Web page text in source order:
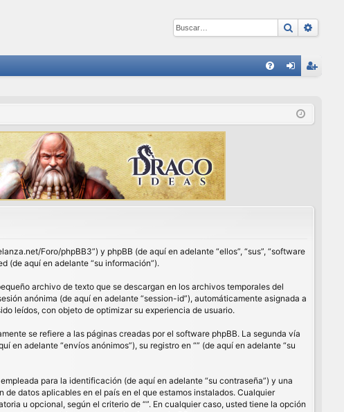
Buscar
ist
Foro/phpBB3”) y phpBB (de aquí en adelante “ellos”, “sus”, “software
(de aquí en adelante “su información”).
archivo de texto que se descargan en los archivos temporales del
anónima (de aquí en adelante “session-id”), automáticamente asignada a
leídos, con objeto de optimizar su experiencia de usuario.
se refiere a las páginas creadas por el software phpBB. La segunda vía
adelante “envíos anónimos”), su registro en “” (de aquí en adelante “su
para la identificación (de aquí en adelante “su contraseña”) y una
datos aplicables en el país en el que estamos instalados. Cualquier
u opcional, según el criterio de “”. En cualquier caso, usted tiene la opción